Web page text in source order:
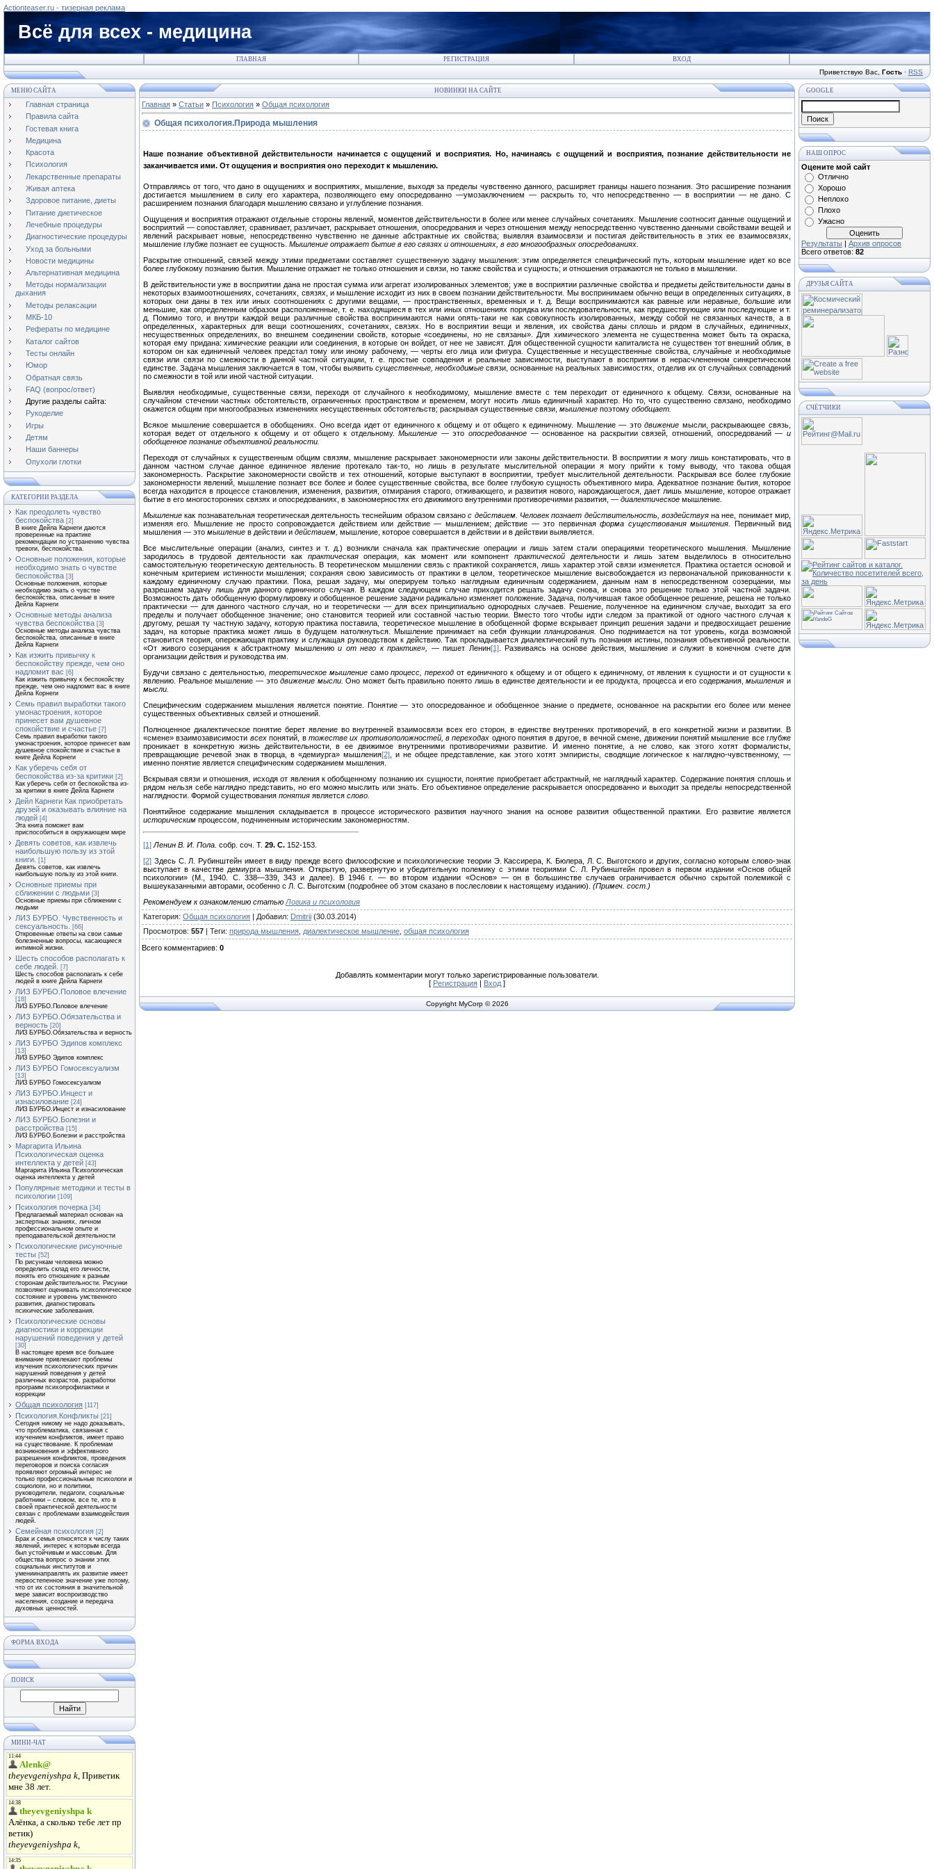
Actionteaser.ru - тизерная реклама
Всё для всех - медицина
ГЛАВНАЯ РЕГИСТРАЦИЯ ВХОД
Приветствую Вас Гость · RSS
МЕНЮ САЙТА
Главная страница
Правила сайта
Гостевая книга
Медицина
Красота
Психология
Лекарственные препараты
Живая аптека
Здоровое питание, диеты
Питание диетическое
Лечебные процедуры
Диагностические процедуры
Уход за больными
Новости медицины
Альтернативная медицина
Методы нормализации
дыхания
Методы релаксации
МКБ-10
Рефераты по медицине
Каталог сайтов
Тесты онлайн
Юмор
Обратная связь
FAQ (вопрос/ответ)
Другие разделы сайта:
Рукоделие
Игры
Детям
Наши баннеры
Опухоли глотки
КАТЕГОРИИ РАЗДЕЛА
Как преодолеть чувство
беспокойства [2]
В книге Дейла Карнеги даются
проверенные на практике
рекомендации по устранению чувства
тревоги, беспокойства.
Основные положения, которые
необходимо знать о чувстве
беспокойства [3]
Основные положения, которые
необходимо знать о чувстве
беспокойства, описанные в книге
Дейла Карнеги
Основные методы анализа
чувства беспокойства [3]
Основные методы анализа чувства
беспокойства, описанные в книге
Дейла Карнеги
Как изжить привычку к
беспокойству прежде, чем оно
надломит вас [6]
Как изжить привычку к беспокойству
прежде, чем оно надломит вас в книге
Дейла Корнеги
Семь правил выработки такого
умонастроения, которое
принесет вам душевное
спокойствие и счастье [7]
Семь правил выработки такого
умонастроения, которое принесет вам
душевное спокойствие и счастье в
книге Дейла Корнеги
Как уберечь себя от
беспокойства из-за критики [2]
Как уберечь себя от беспокойства из-
за критики в книге Дейла Карнеги
Дейл Карнеги Как приобретать
друзей и оказывать влияние на
людей [4]
Эта книга поможет вам
приспособиться в окружающем мире
Девять советов, как извлечь
наибольшую пользу из этой
книги.
[1]
Девять советов, как извлечь
наибольшую пользу из этой книги.
Основные приемы при
сближении с людьми [3]
Основные приемы при сближении с
людьми
ЛИЗ БУРБО. Чувственность и
сексуальность.
[66]
Откровенные ответы на свои самые
болезненные вопросы, касающиеся
интимной жизни.
Шесть способов располагать к
себе людей.
[7]
Шесть способов располагать к себе
людей в книге Дейла Карнеги
ЛИЗ БУРБО.Половое влечение
[18]
ЛИЗ БУРБО.Половое влечение
ЛИЗ БУРБО.Обязательства и
верность [20]
ЛИЗ БУРБО.Обязательства и верность
ЛИЗ БУРБО Эдипов комплекс
[13]
ЛИЗ БУРБО Эдипов комплекс
ЛИЗ БУРБО Гомосексуализм
[13]
ЛИЗ БУРБО Гомосексуализм
ЛИЗ БУРБО.Инцест и
изнасилование [24]
ЛИЗ БУРБО.Инцест и изнасилование
ЛИЗ БУРБО.Болезни и
расстройства [15]
ЛИЗ БУРБО.Болезни и расстройства
Маргарита Ильина
Психологическая оценка
интеллекта у детей [43]
Маргарита Ильина Психологическая
оценка интеллекта у детей
Популярные методики и тесты в
психологии [109]
Психология почерка [34]
Предлагаемый материал основан на
экспертных знаниях, личном
профессиональном опыте и
преподавательской деятельности
Психологические рисуночные
тесты [52]
По рисункам человека можно
определить склад его личности,
понять его отношение к разным
сторонам действительности. Рисунки
позволяют оценивать психологическое
состояние и уровень умственного
развития, диагностировать
психические заболевания.
Психологические основы
диагностики и коррекции
нарушений поведения у детей
[30]
В настоящее время все большее
внимание привлекают проблемы
изучения психологических причин
нарушений поведения у детей
различных возрастов, разработки
программ психопрофилактики и
коррекции
Общая психология [117]
Психология.Конфликты [21]
Сегодня никому не надо доказывать,
что проблематика, связанная с
изучением конфликтов, имеет право
на существование. К проблемам
возникновения и эффективного
разрешения конфликтов, проведения
переговоров и поиска согласия
проявляют огромный интерес не
только профессиональные психологи и
социологи, но и политики,
руководители, педагоги, социальные
работники – словом, все те, кто в
своей практической деятельности
связан с проблемами взаимодействия
людей.
Семейная психология [2]
Брак и семья относятся к числу таких
явлений, интерес к которым всегда
был устойчивым и массовым. Для
общества вопрос о знании этих
социальных институтов и
умениинаправлять их развитие имеет
первостепенное значение уже потому,
что от их состояния в значительной
мере зависит воспроизводство
населения, создание и передача
духовных ценностей.
ФОРМА ВХОДА
ПОИСК
МИНИ-ЧАТ
НОВИНКИ НА САЙТЕ
Главная » Статьи » Психология » Общая психология
Общая психология.Природа мышления
Наше познание объективной действительности начинается с ощущений и восприятия. Но, начинаясь с ощущений и восприятия, познание действительности не
заканчивается ими. От ощущения и восприятия оно переходит к мышлению.
Отправляясь от того, что дано в ощущениях и восприятиях, мышление, выходя за пределы чувственно данного, расширяет границы нашего познания. Это расширение познания
достигается мышлением в силу его характера, позволяющего ему опосредованно —умозаключением — раскрыть то, что непосредственно — в восприятии — не дано. С
расширением познания благодаря мышлению связано и углубление познания.
Ощущения и восприятия отражают отдельные стороны явлений, моментов действительности в более или менее случайных сочетаниях. Мышление соотносит данные ощущений и
восприятий — сопоставляет, сравнивает, различает, раскрывает отношения, опосредования и через отношения между непосредственно чувственно данными свойствами вещей и
явлений раскрывает новые, непосредственно чувственно не данные абстрактные их свойства; выявляя взаимосвязи и постигая действительность в этих ее взаимосвязях,
мышление глубже познает ее сущность. Мышление отражает бытие в его связях и отношениях, в его многообразных опосредованиях.
Раскрытие отношений, связей между этими предметами составляет существенную задачу мышления: этим определяется специфический путь, которым мышление идет ко все
более глубокому познанию бытия. Мышление отражает не только отношения и связи, но также свойства и сущность; и отношения отражаются не только в мышлении.
В действительности уже в восприятии дана не простая сумма или агрегат изолированных элементов; уже в восприятии различные свойства и предметы действительности даны в
некоторых взаимоотношениях, сочетаниях, связях, и мышление исходит из них в своем познании действительности. Мы воспринимаем обычно вещи в определенных ситуациях, в
которых они даны в тех или иных соотношениях с другими вещами, — пространственных, временных и т. д. Вещи воспринимаются как равные или неравные, большие или
меньшие, как определенным образом расположенные, т. е. находящиеся в тех или иных отношениях порядка или последовательности, как предшествующие или последующие и т.
д. Помимо того, и внутри каждой вещи различные свойства воспринимаются нами опять-таки не как совокупность изолированных, между собой не связанных качеств, а в
определенных, характерных для вещи соотношениях, сочетаниях, связях. Но в восприятии вещи и явления, их свойства даны сплошь и рядом в случайных, единичных,
несущественных определениях, во внешнем соединении свойств, которые «соединены, но не связаны». Для химического элемента не существенна может быть та окраска,
которая ему придана: химические реакции или соединения, в которые он войдет, от нее не зависят. Для общественной сущности капиталиста не существен тот внешний облик, в
котором он как единичный человек предстал тому или иному рабочему, — черты его лица или фигура. Существенные и несущественные свойства, случайные и необходимые
связи или связи по смежности в данной частной ситуации, т. е. простые совпадения и реальные зависимости, выступают в восприятии в нерасчлененном синкретическом
единстве. Задача мышления заключается в том, чтобы выявить существенные, необходимыесвязи, основанные на реальных зависимостях, отделив их от случайных совпадений
по смежности в той или иной частной ситуации.
Выявляя необходимые, существенные связи, переходя от случайного к необходимому, мышление вместе с тем переходит от единичного к общему. Связи, основанные на
случайном стечении частных обстоятельств, ограниченных пространством и временем, могут носить лишь единичный характер. Но то, что существенно связано, необходимо
окажется общим при многообразных изменениях несущественных обстоятельств; раскрывая существенные связи, мышление поэтому обобщает.
Всякое мышление совершается в обобщениях. Оно всегда идет от единичного к общему и от общего к единичному. Мышление — этодвижение мысли, раскрывающее связь,
которая ведет от отдельного к общему и от общего к отдельному.Мышление —этоопосредованное —основанное на раскрытии связей, отношений, опосредований —и
обобщенное познание объективной реальности.
Переходя от случайных к существенным общим связям, мышление раскрывает закономерности или законы действительности. В восприятии я могу лишь констатировать, что в
данном частном случае данное единичное явление протекало так-то, но лишь в результате мыслительной операции я могу прийти к тому выводу, что такова общая
закономерность. Раскрытие закономерности свойств и тех отношений, которые выступают в восприятии, требует мыслительной деятельности. Раскрывая все более глубокие
закономерности явлений, мышление познает все более и более существенные свойства, все более глубокую сущность объективного мира. Адекватное познание бытия, которое
всегда находится в процессе становления, изменения, развития, отмирания старого, отживающего, и развития нового, нарождающегося, дает лишь мышление, которое отражает
бытие в его многосторонних связях и опосредованиях, в закономерностях его движимого внутренними противоречиями развития, — диалектическое мышление.
Мышление как познавательная теоретическая деятельность теснейшим образом связанос действием. Человек познает действительность, воздействуяна нее, понимает мир,
изменяя его. Мышление не просто сопровождается действием или действие — мышлением; действие — это первичнаяформа существования мышления.
Первичный вид
мышления — это мышление в действии и действием, мышление, которое совершается в действии и в действии выявляется.
Все мыслительные операции (анализ, синтез и т. д.) возникли сначала как практические операции и лишь затем стали операциями теоретического мышления. Мышление
зародилось в трудовой деятельности как практическаяоперация, как момент или компонент практическойдеятельности и лишь затем выделилось в относительно
самостоятельную теоретическую деятельность. В теоретическом мышлении связь с практикой сохраняется, лишь характер этой связи изменяется. Практика остается основой и
конечным критерием истинности мышления; сохраняя свою зависимость от практики в целом, теоретическое мышление высвобождается из первоначальной прикованности к
каждому единичному случаю практики. Пока, решая задачу, мы оперируем только наглядным единичным содержанием, данным нам в непосредственном созерцании, мы
разрешаем задачу лишь для данного единичного случая. В каждом следующем случае приходится решать задачу снова, и снова это решение только этой частной задачи.
Возможность дать обобщенную формулировку и обобщенное решение задачи радикально изменяет положение. Задача, получившая такое обобщенное решение, решена не только
практически — для данного частного случая, но и теоретически — для всех принципиально однородных случаев. Решение, полученное на единичном случае, выходит за его
пределы и получает обобщенное значение; оно становится теорией или составной частью теории. Вместо того чтобы идти следом за практикой от одного частного случая к
другому, решая ту частную задачу, которую практика поставила, теоретическое мышление в обобщенной форме вскрывает принцип решения задачи и предвосхищает решение
задач, на которые практика может лишь в будущем натолкнуться. Мышление принимает на себя функциипланирования.
Оно поднимается на тот уровень, когда возможной
становится теория, опережающая практику и служащая руководством к действию. Так прокладывается диалектический путь познания истины, познания объективной реальности.
«От живого созерцания к абстрактному мышлению и от него к практике», —пишет Ленин[1]. Развиваясь на основе действия, мышление и служит в конечном счете для
организации действия и руководства им.
Будучи связано с деятельностью, теоретическое мышлениесамопроцесс, переход от единичного к общему и от общего к единичному, от явления к сущности и от сущности к
явлению. Реальное мышление — этодвижение мысли. Оно может быть правильно понято лишь в единстве деятельности и ее продукта, процесса и его содержания,мышления и
мысли.
Специфическим содержанием мышления является понятие. Понятие — это опосредованное и обобщенное знание о предмете, основанное на раскрытии его более или менее
существенных объективных связей и отношений.
Полноценное диалектическое понятие берет явление во внутренней взаимосвязи всех его сторон, в единстве внутренних противоречий, в его конкретной жизни и развитии. В
«смене» взаимозависимости всехпонятий, в тожестве их противоположностей, в переходах одного понятия в другое, в вечной смене, движении понятий мышление все глубже
проникает в конкретную жизнь действительности, в ее движимое внутренними противоречиями развитие. И именно понятие, а не слово, как этого хотят формалисты,
превращающие речевой знак в творца, в «демиурга» мышления[2], и не общее представление, как этого хотят эмпиристы, сводящие логическое к наглядно-чувственному, —
именно понятие является специфическим содержанием мышления.
Вскрывая связи и отношения, исходя от явления к обобщенному познанию их сущности, понятие приобретает абстрактный, не наглядный характер. Содержание понятия сплошь и
рядом нельзя себе наглядно представить, но его можно мыслить или знать. Его объективное определение раскрывается опосредованно и выходит за пределы непосредственной
наглядности. Формой существования понятия является слово.
Понятийное содержание мышления складывается в процессе исторического развития научного знания на основе развития общественной практики. Его развитие является
историческим процессом, подчиненным историческим закономерностям.
[1] Ленин В. И. Пола. собр. соч. Т. 29. С. 152-153.
[2] Здесь С. Л. Рубинштейн имеет в виду прежде всего философские и психологические теории Э. Кассирера, К. Бюлера, Л. С. Выготского и других, согласно которым слово-знак
выступает в качестве демиурга мышления. Открытую, развернутую и убедительную полемику с этими теориями С. Л. Рубинштейн провел в первом издании «Основ общей
психологии» (М., 1940. С. 338—339, 343 и далее). В 1946 г. — во втором издании «Основ» — он в большинстве случаев ограничивается обычно скрытой полемикой с
вышеуказанными авторами, особенно с Л. С. Выготским (подробнее об этом сказано в послесловии к настоящему изданию). (Примеч. сост.)
Рекомендуем к ознакомлению статью Логика и психология
Категория: Общая психология | Добавил: Dmitrii (30.03.2014)
Просмотров: 557 | Теги: природа мышления диалектическое мышление общая психология
Всего комментариев: 0
Добавлять комментарии могут только зарегистрированные пользователи.
[ Регистрация | Вход ]
Copyright MyCorp © 2026
GOOGLE
НАШ ОПРОС
Оцените мой сайт
Отлично
Хорошо
Неплохо
Плохо
Ужасно
Результаты | Архив опросов
Всего ответов: 82
ДРУЗЬЯ САЙТА
СЧЁТЧИКИ